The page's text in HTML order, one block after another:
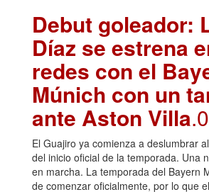
Debut goleador:
Díaz se estrena
redes con el
Múnich con un
ante Aston Villa
El Guajiro ya comienza a deslumbrar
del inicio oficial de la temporada. Una
en marcha. La temporada del Bayern
de comenzar oficialmente, por lo que